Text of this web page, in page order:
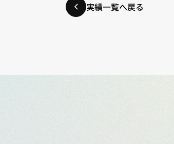
実績一覧へ戻る